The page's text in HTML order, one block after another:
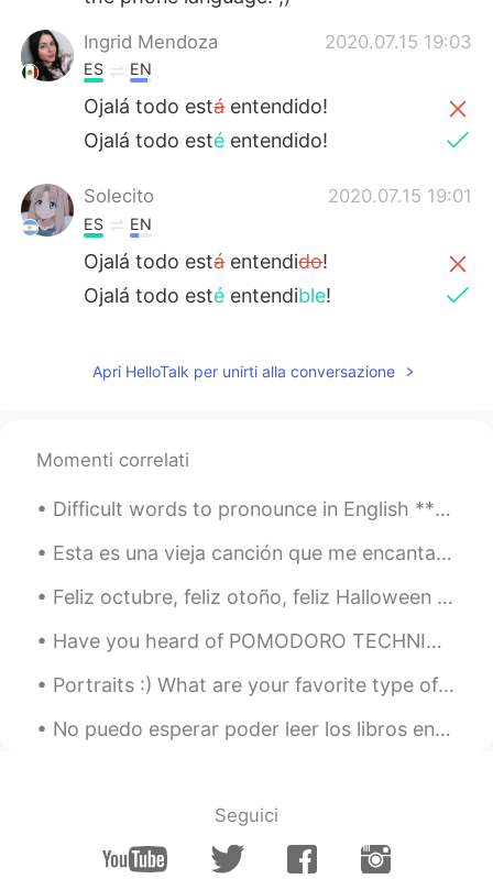
Ingrid Mendoza 2020.07.15 19:03
ES EN
Ojalá todo estáentendido!
Ojalá todo esté entendido!
Solecito 2020.07.15 19:01
ES EN
Ojalá todo estáentendido!
Ojalá todo esté entendible!
Apri HelloTalk per unirti alla conversazione
Momenti correlati
Difficult words to pronounce in English *** America accent *** Comfortable ("comfterble") Brewe...
Esta es una vieja canción que me encantaba escuchar en la universidad. Lo olvidé hasta hoy. La ca...
Feliz octubre, feliz otoño, feliz Halloween !!! Si estamos en pleno octubre, debe ser la hora de...
Have you heard of POMODORO TECHNIQUE? It is one of the most popular time management method that ...
Portraits :) What are your favorite type of photos to take? Can someone help me translate this...
No puedo esperar poder leer los libros en español de la biblioteca! Por ahora leeré libros de la ...
Seguici